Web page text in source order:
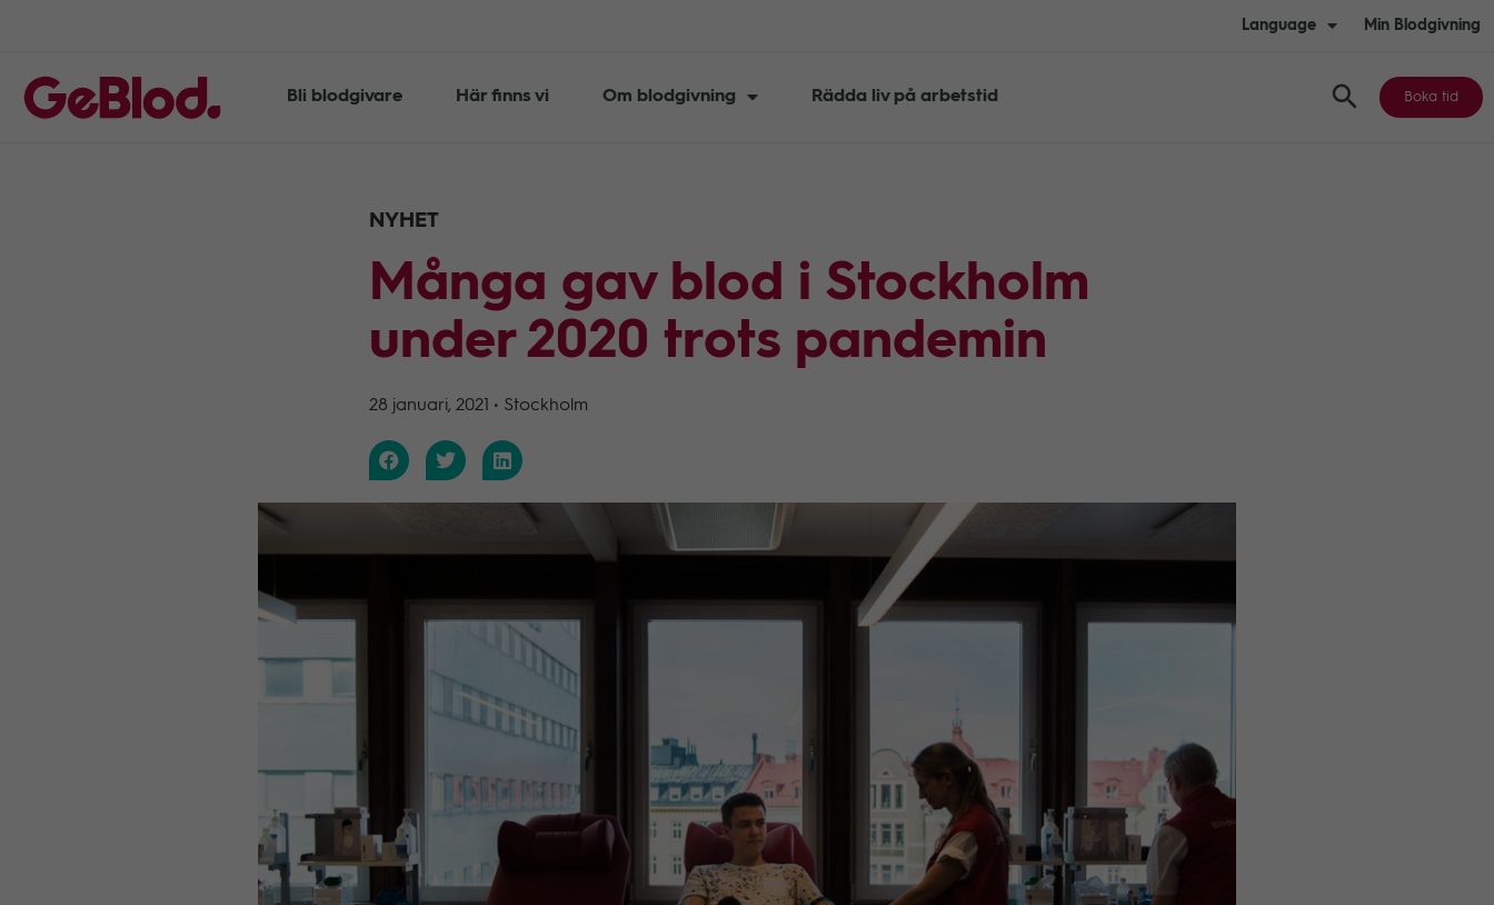
Language Min Blodgivning
Bli blodgivare Här finns vi Om blodgivning Rädda liv på arbetstid Boka tid
NYHET
Många gav blod i Stockholm
under 2020 trots pandemin
28 januari, 2021 • Stockholm